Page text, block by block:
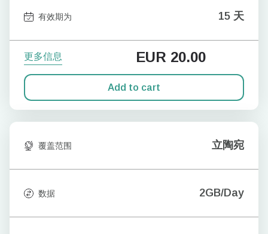
有效期为 15 天
更多信息 EUR 20.00
Add to cart
覆盖范围 立陶宛
数据 2GB/Day